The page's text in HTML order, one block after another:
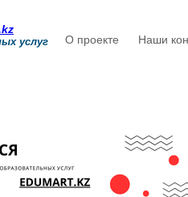
услуг О проекте Наши